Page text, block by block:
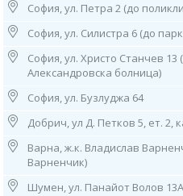
11. София, ж.к. “Люлин” 2, бл. 217,
тел: 0886 550 774
Работно време: 08.00ч до 16.00ч /от
12. София, ж.к. “Младост” 1, бл. 53
Работно време:
08.00ч до 16.00ч /от понеделник до
13. София, ж.к. “Младост” 3, бл. 342,
тел: 0885 50 34 21
Работно време:
08.00ч до 16.00ч /от понеделник до
София, ул. Петра 2 (до
София, ул. Силистра 6 (до
София, ул. Христо Станчев
Александровска болница)
София, ул. Бузлуджа 64
Добрич, ул Д. Петков 5, ет. 2,
Варна, ж.к. Владислав
Варненчик)
Шумен, ул. Панайот Волов 13А